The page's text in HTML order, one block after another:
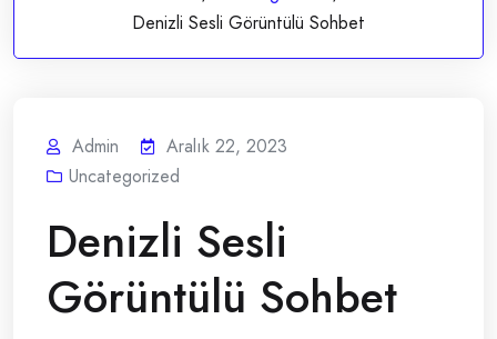
Denizli Sesli Görüntülü Sohbet
Admin
Aralık 22, 2023
Uncategorized
Denizli Sesli
Görüntülü Sohbet